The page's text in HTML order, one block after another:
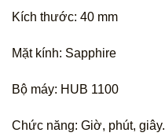
Kích thước: 40 mm
Mặt kính: Sapphire
Bộ máy: HUB 1100
Chức năng: Giờ, phút, giây.